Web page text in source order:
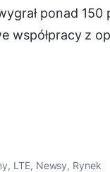
ponad
współpracy z
, LTE, Newsy, Rynek